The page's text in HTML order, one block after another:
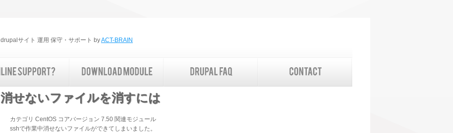
drupalサイト 運用 保守・サポート byACT-BRAIN
消せないファイルを消すには
カテゴリ CentOS コアバージョン 7.50 関連モジュール
sshで作業中消せないファイルができてしまいました。